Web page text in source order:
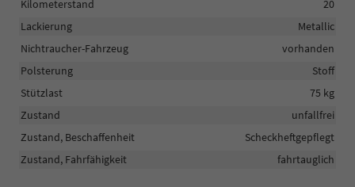
Kilometerstand
20
Lackierung
Metallic
Nichtraucher-Fahrzeug
vorhanden
Polsterung
Stoff
Stützlast
75 kg
Zustand
unfallfrei
Zustand, Beschaffenheit
Scheckheftgepflegt
Zustand, Fahrfähigkeit
fahrtauglich